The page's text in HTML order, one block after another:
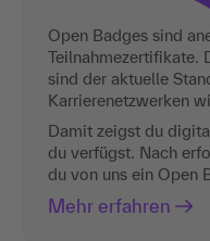
Open Badges sind
Teilnahmezertifikate.
sind der aktuelle
Karrierenetzwerken
Damit zeigst du
du verfügst. Nach
du von uns ein Open
Mehr erfahren